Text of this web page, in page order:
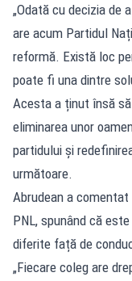
„Odată cu decizia de
are acum Partidul
reformă. Există loc
poate fi una dintre
Acesta a ținut însă
eliminarea unor
partidului și
următoare.
Abrudean a
PNL, spunând că
diferite față de
„Fiecare coleg are